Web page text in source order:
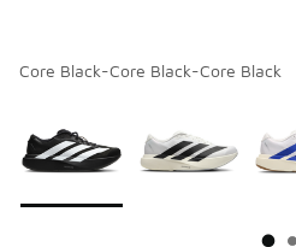
Core Black-Core Black-Core Black